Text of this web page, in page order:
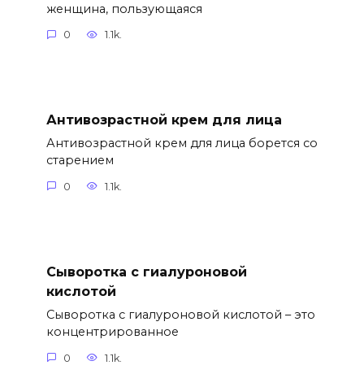
женщина, пользующаяся
0 1.1k.
Антивозрастной крем для лица
Антивозрастной крем для лица борется со
старением
0 1.1k.
Сыворотка с гиалуроновой
кислотой
Сыворотка с гиалуроновой кислотой – это
концентрированное
0 1.1k.